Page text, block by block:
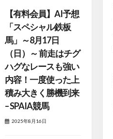
【有料会員】AI予想
「スペシャル鉄板
馬」～8月17日
（日）～ 前走はチグ
ハグなレースも強い
内容！一度使った上
積み大きく勝機到来
– SPAIA競馬
2025年8月16日